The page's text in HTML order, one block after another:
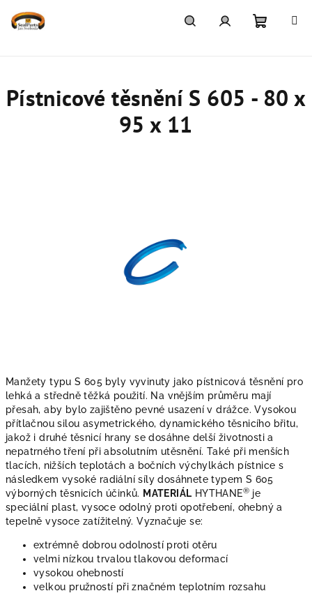
Manžety typu S 605 byly vyvinuty jako pístnicová těsnění pro
lehká a středně těžká použití. Na vnějším průměru mají
přesah, aby bylo zajištěno pevné usazení v drážce. Vysokou
přítlačnou silou asymetrického, dynamického těsnicího břitu,
jakož i druhé těsnicí hrany se dosáhne delší životnosti a
nepatrného tření při absolutním utěsnění. Také při menších
tlacích, nižších teplotách a bočních výchylkách pístnice s
následkem vysoké radiální síly dosáhnete typem S 605
výborných těsnicích účinků. MATERIÁL HYTHANE® je
speciální plast, vysoce odolný proti opotřebení, ohebný a
tepelně vysoce zatížitelný. Vyznačuje se:
extrémně dobrou odolností proti otěru
velmi nízkou trvalou tlakovou deformací
vysokou ohebností
velkou pružností při značném teplotním rozsahu
Pístnicové těsnění S 605 - 80 x
95 x 11